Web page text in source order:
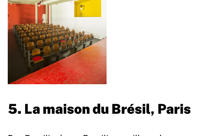
5. La maison du Brésil, Paris